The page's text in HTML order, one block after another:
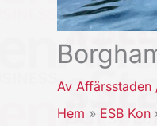
Av Affärsstaden
Hem
ESB Kon